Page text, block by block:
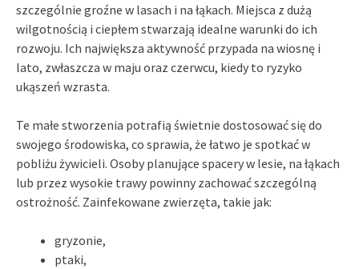
szczególnie groźne w lasach i na łąkach. Miejsca z dużą
wilgotnością i ciepłem stwarzają idealne warunki do ich
rozwoju. Ich największa aktywność przypada na wiosnę i
lato, zwłaszcza w maju oraz czerwcu, kiedy to ryzyko
ukąszeń wzrasta.
Te małe stworzenia potrafią świetnie dostosować się do
swojego środowiska, co sprawia, że łatwo je spotkać w
pobliżu żywicieli. Osoby planujące spacery w lesie, na łąkach
lub przez wysokie trawy powinny zachować szczególną
ostrożność. Zainfekowane zwierzęta, takie jak:
gryzonie,
ptaki,